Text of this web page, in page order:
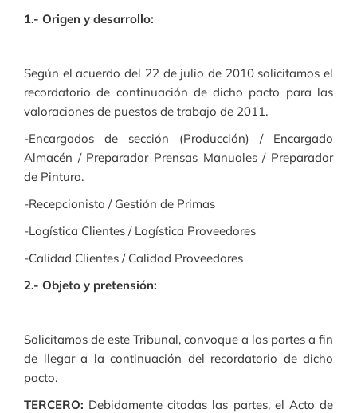
1.- Origen y desarrollo:
Según el acuerdo del 22 de julio de 2010 solicitamos el
recordatorio de continuación de dicho pacto para las
valoraciones de puestos de trabajo de 2011.
-Encargados de sección (Producción) / Encargado
Almacén / Preparador Prensas Manuales / Preparador
de Pintura.
-Recepcionista / Gestión de Primas
-Logística Clientes / Logística Proveedores
-Calidad Clientes / Calidad Proveedores
2.- Objeto y pretensión:
Solicitamos de este Tribunal, convoque a las partes a fin
de llegar a la continuación del recordatorio de dicho
pacto.
TERCERO: Debidamente citadas las partes, el Acto de